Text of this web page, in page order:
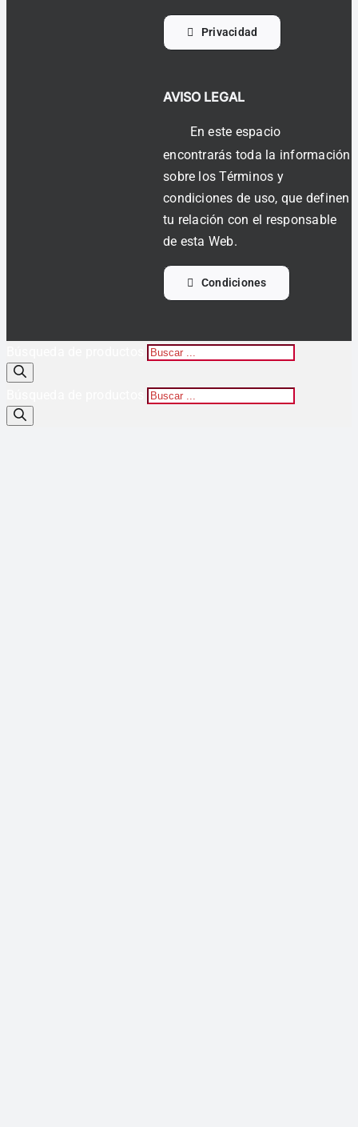
Privacidad
AVISO LEGAL
En este espacio
encontrarás toda la información
sobre los Términos y
condiciones de uso, que definen
tu relación con el responsable
de esta Web.
Condiciones